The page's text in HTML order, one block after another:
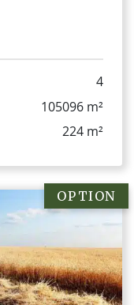
4
105096 m²
224 m²
OPTION